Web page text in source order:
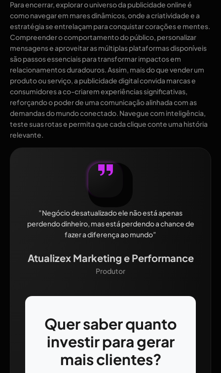
Para encerrar, explorar o universo da publicidade online é
como navegar em mares dinâmicos, onde a criatividade e a
estratégia se entrelaçam para conquistar corações e mentes.
Compreender o comportamento do público, personalizar
mensagens e aproveitar as múltiplas plataformas disponíveis
são passos essenciais para transformar impactos em
relacionamentos duradouros. Assim, mais do que vender um
produto ou serviço, a publicidade digital convida marcas e
consumidores a co-criarem experiências significativas,
reforçando o poder de uma comunicação alinhada com as
demandas do mundo conectado. Navegue com inteligência,
teste suas rotas e permita que cada clique conte uma história
relevante.
”Negócio desatualizado ele não está apenas
perdendo dinheiro, mas está perdendo a chance de
fazer a diferença ao mundo”
Atualizex Marketing e Performance
Produtor
Quer saber quanto
investir para gerar
mais clientes?